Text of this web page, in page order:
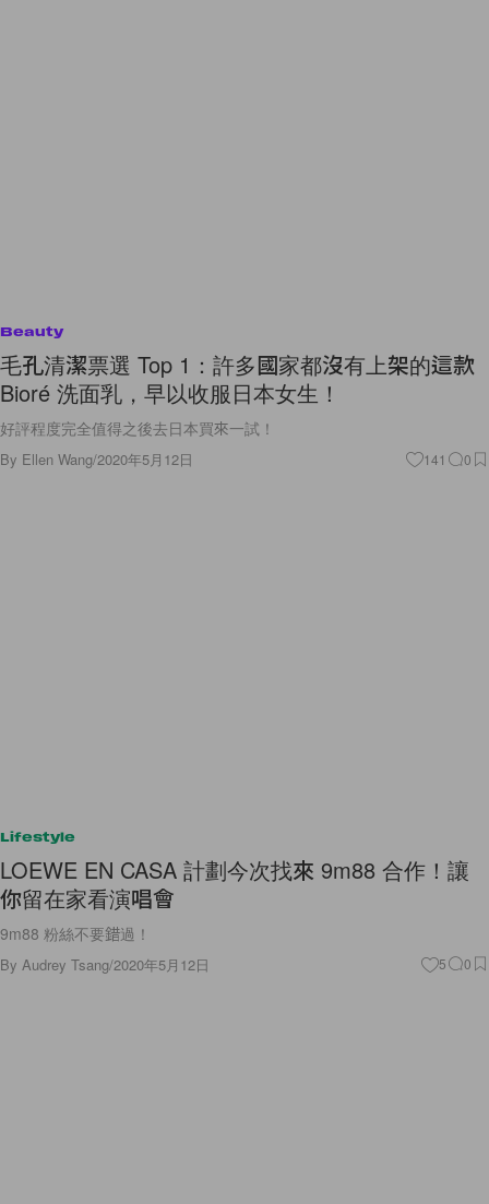
Beauty
毛孔清潔票選 Top 1：許多國家都沒有上架的這款
Bioré 洗面乳，早以收服日本女生！
好評程度完全值得之後去日本買來一試！
By Ellen Wang/2020年5月12日 141 0
Lifestyle
LOEWE EN CASA 計劃今次找來 9m88 合作！讓
你留在家看演唱會
9m88 粉絲不要錯過！
By Audrey Tsang/2020年5月12日 5 0